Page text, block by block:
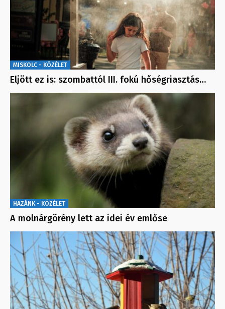
MISKOLC - KÖZÉLET
Eljött ez is: szombattól III. fokú hőségriasztás…
HAZÁNK - KÖZÉLET
A molnárgörény lett az idei év emlőse